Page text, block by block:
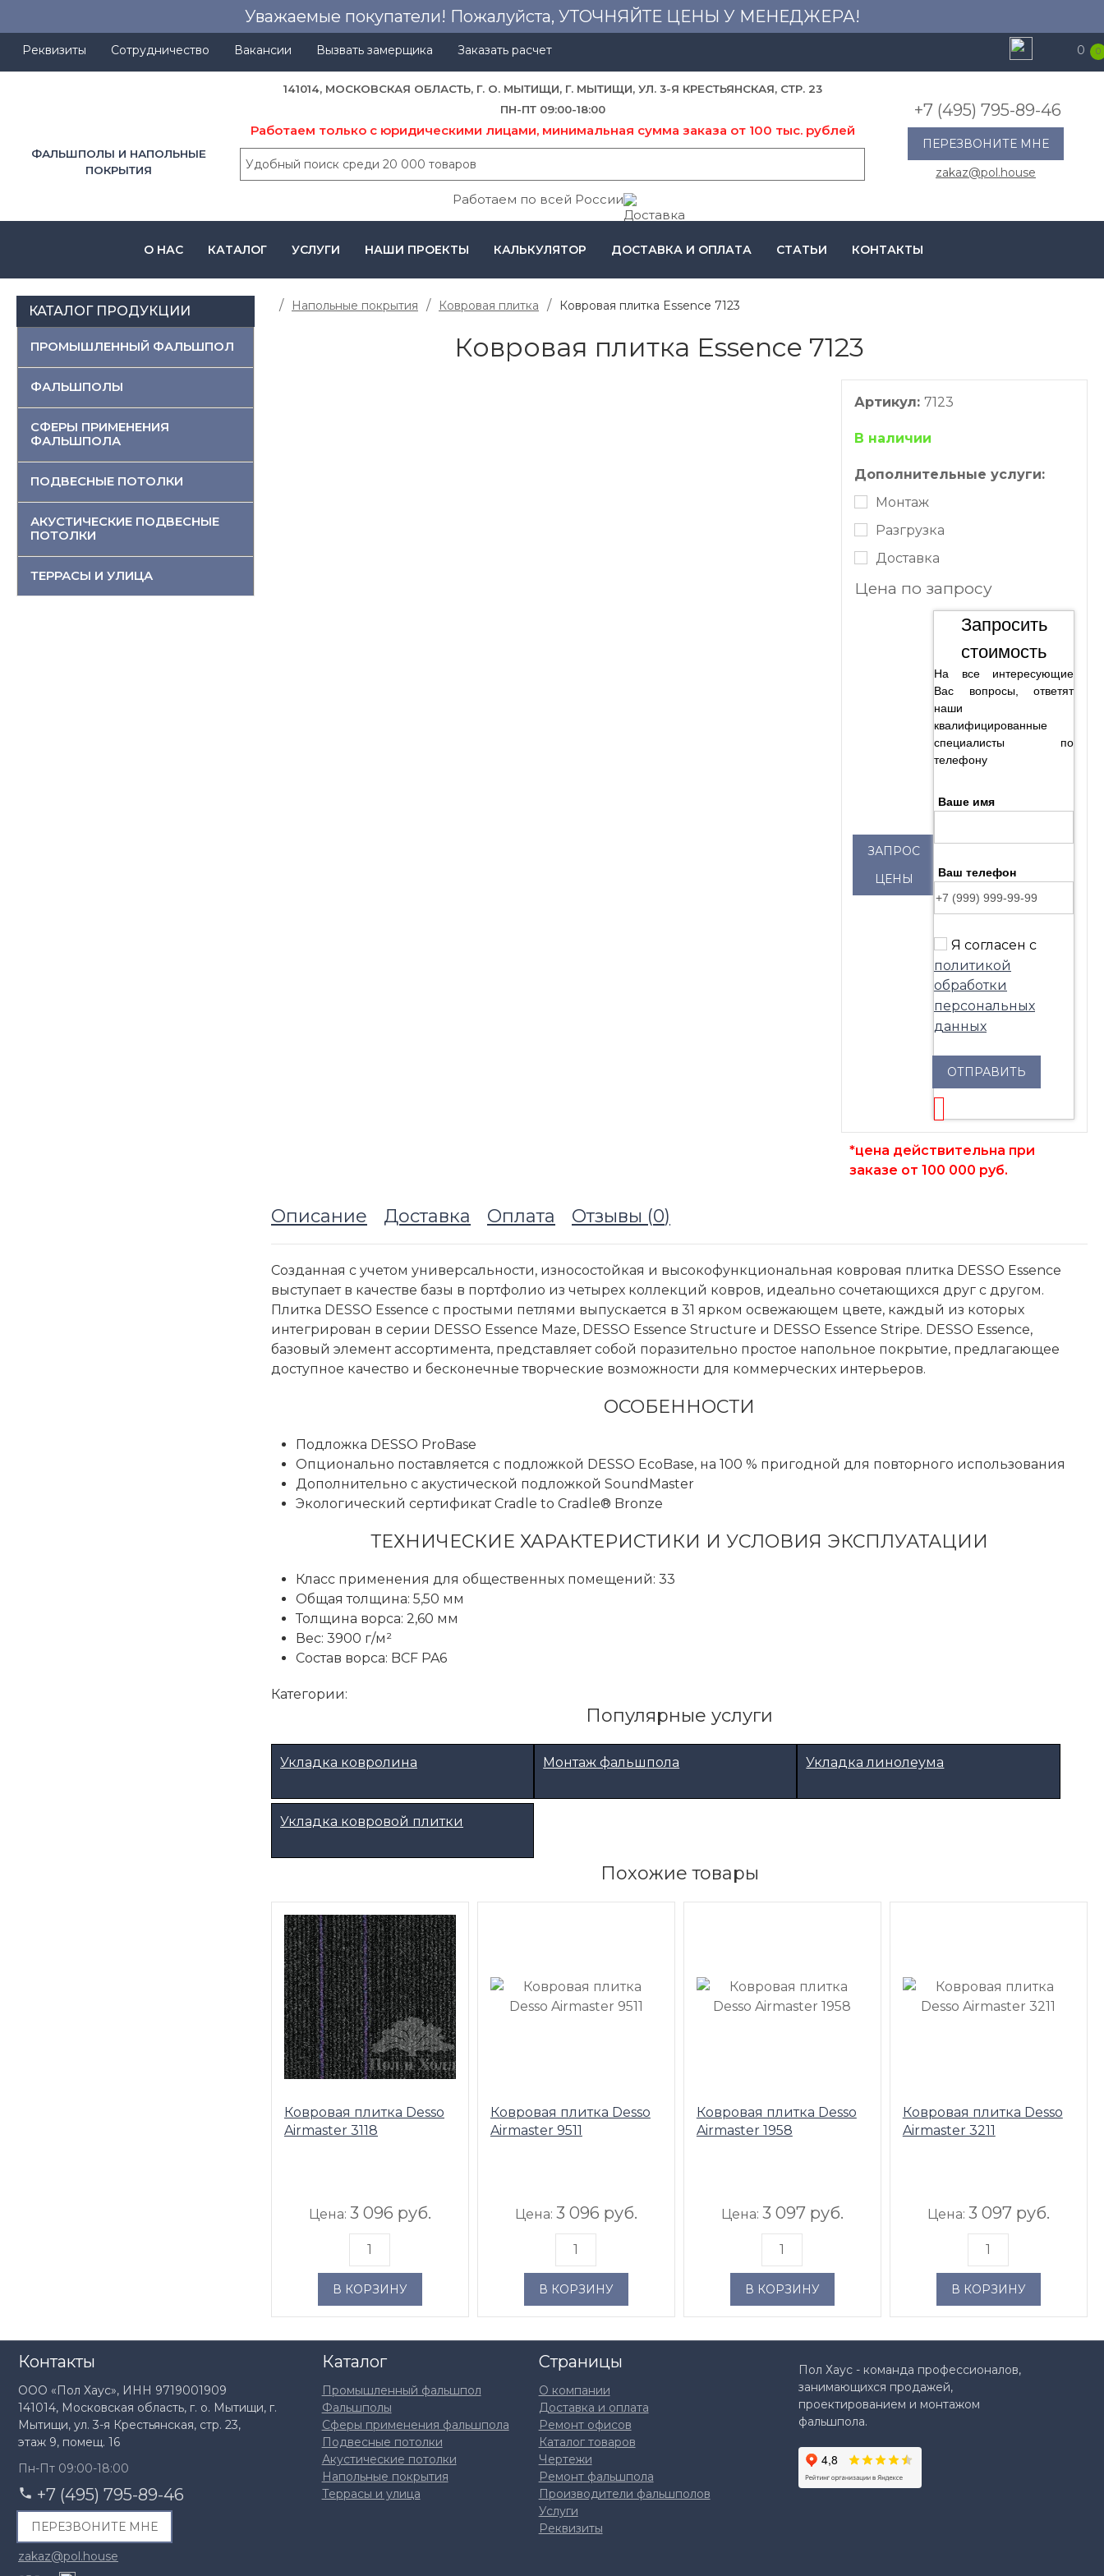
Уважаемые покупатели! Пожалуйста, УТОЧНЯЙТЕ ЦЕНЫ У МЕНЕДЖЕРА!
Реквизиты Сотрудничество Вакансии Вызвать замерщика Заказать расчет 0 0
ФАЛЬШПОЛЫ И НАПОЛЬНЫЕ
ПОКРЫТИЯ
141014, МОСКОВСКАЯ ОБЛАСТЬ, Г. О. МЫТИЩИ, Г. МЫТИЩИ, УЛ. 3-Я КРЕСТЬЯНСКАЯ, СТР. 23
ПН-ПТ 09:00-18:00
Работаем только с юридическими лицами, минимальная сумма заказа от 100 тыс. рублей
Работаем по всей России
+7 (495) 795-89-46
ПЕРЕЗВОНИТЕ МНЕ
zakaz@pol.house
О НАС КАТАЛОГ УСЛУГИ НАШИ ПРОЕКТЫ КАЛЬКУЛЯТОР ДОСТАВКА И ОПЛАТА СТАТЬИ КОНТАКТЫ
Напольные покрытия Ковровая плитка Ковровая плитка Essence 7123
Ковровая плитка Essence 7123
Артикул: 7123
В наличии
Дополнительные услуги:
Монтаж
Разгрузка
Доставка
Цена по запросу
ЗАПРОС
ЦЕНЫ
Запросить
стоимость
На все интересующие
Вас вопросы, ответят
наши
квалифицированные
специалисты по
телефону
Ваше имя
Ваш телефон
Я согласен с
политикой
обработки
персональных
данных
ОТПРАВИТЬ
*цена действительна при
заказе от 100 000 руб.
Описание Доставка Оплата Отзывы (0)
Созданная с учетом универсальности, износостойкая и высокофункциональная ковровая плитка DESSO Essence
выступает в качестве базы в портфолио из четырех коллекций ковров, идеально сочетающихся друг с другом.
Плитка DESSO Essence с простыми петлями выпускается в 31 ярком освежающем цвете, каждый из которых
интегрирован в серии DESSO Essence Maze, DESSO Essence Structure и DESSO Essence Stripe. DESSO Essence,
базовый элемент ассортимента, представляет собой поразительно простое напольное покрытие, предлагающее
доступное качество и бесконечные творческие возможности для коммерческих интерьеров.
ОСОБЕННОСТИ
Подложка DESSO ProBase
Опционально поставляется с подложкой DESSO EcoBase, на 100 % пригодной для повторного использования
Дополнительно с акустической подложкой SoundMaster
Экологический сертификат Cradle to Cradle® Bronze
ТЕХНИЧЕСКИЕ ХАРАКТЕРИСТИКИ И УСЛОВИЯ ЭКСПЛУАТАЦИИ
Класс применения для общественных помещений: 33
Общая толщина: 5,50 мм
Толщина ворса: 2,60 мм
Вес: 3900 г/м²
Состав ворса: BCF PA6
Категории:
Популярные услуги
Укладка ковролина Монтаж фальшпола Укладка линолеума
Укладка ковровой плитки
Похожие товары
Ковровая плитка Desso
Airmaster 3118
Цена: 3 096 руб.
В КОРЗИНУ
Ковровая плитка Desso
Airmaster 9511
Цена: 3 096 руб.
В КОРЗИНУ
Ковровая плитка Desso
Airmaster 1958
Цена: 3 097 руб.
В КОРЗИНУ
Ковровая плитка Desso
Airmaster 3211
Цена: 3 097 руб.
В КОРЗИНУ
КАТАЛОГ ПРОДУКЦИИ
ПРОМЫШЛЕННЫЙ ФАЛЬШПОЛ
ФАЛЬШПОЛЫ
СФЕРЫ ПРИМЕНЕНИЯ
ФАЛЬШПОЛА
ПОДВЕСНЫЕ ПОТОЛКИ
АКУСТИЧЕСКИЕ ПОДВЕСНЫЕ
ПОТОЛКИ
ТЕРРАСЫ И УЛИЦА
Контакты
ООО «Пол Хаус», ИНН 9719001909
141014, Московская область, г. о. Мытищи, г.
Мытищи, ул. 3-я Крестьянская, стр. 23,
этаж 9, помещ. 16
Пн-Пт 09:00-18:00
+7 (495) 795-89-46
ПЕРЕЗВОНИТЕ МНЕ
zakaz@pol.house
Каталог
Промышленный фальшпол
Фальшполы
Сферы применения фальшпола
Подвесные потолки
Акустические потолки
Напольные покрытия
Террасы и улица
Страницы
О компании
Доставка и оплата
Ремонт офисов
Каталог товаров
Чертежи
Ремонт фальшпола
Производители фальшполов
Услуги
Реквизиты
Пол Хаус - команда профессионалов,
занимающихся продажей,
проектированием и монтажом
фальшпола.